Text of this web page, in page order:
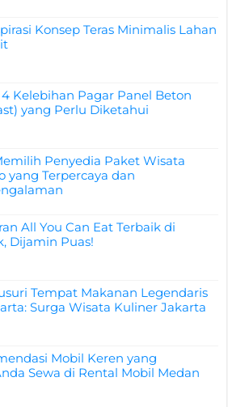
Konsep Teras Minimalis Lahan
Kelebihan Pagar Panel Beton
yang Perlu Diketahui
Penyedia Paket Wisata
yang Terpercaya dan
All You Can Eat Terbaik di
Dijamin Puas!
Tempat Makanan Legendaris
Surga Wisata Kuliner Jakarta
Mobil Keren yang
Sewa di Rental Mobil Medan